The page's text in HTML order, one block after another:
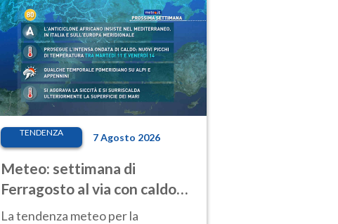
TENDENZA 7 Agosto 2026
Meteo: settimana di
Ferragosto al via con caldo
intenso e qualche temporale
La tendenza meteo per la